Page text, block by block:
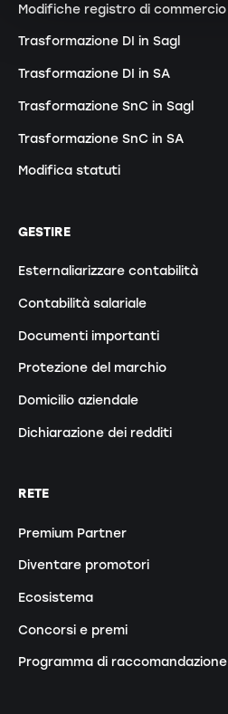
Modifiche registro di commercio
Trasformazione DI in Sagl
Trasformazione DI in SA
Trasformazione SnC in Sagl
Trasformazione SnC in SA
Modifica statuti
GESTIRE
Esternaliarizzare contabilità
Contabilità salariale
Documenti importanti
Protezione del marchio
Domicilio aziendale
Dichiarazione dei redditi
RETE
Premium Partner
Diventare promotori
Ecosistema
Concorsi e premi
Programma di raccomandazione